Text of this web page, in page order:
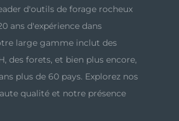
d'outils de forage rocheux
ans d'expérience dans
large gamme inclut des
des forets, et bien plus encore,
plus de 60 pays. Explorez nos
qualité et notre présence